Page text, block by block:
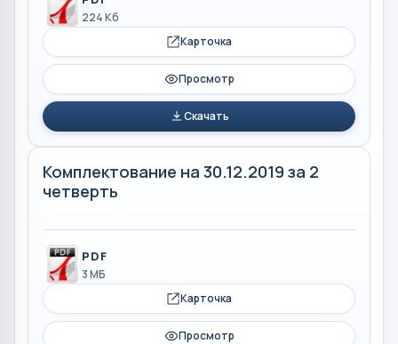
224 Кб
Карточка
Просмотр
Скачать
Комплектование на 30.12.2019 за 2
четверть
PDF
3 МБ
Карточка
Просмотр